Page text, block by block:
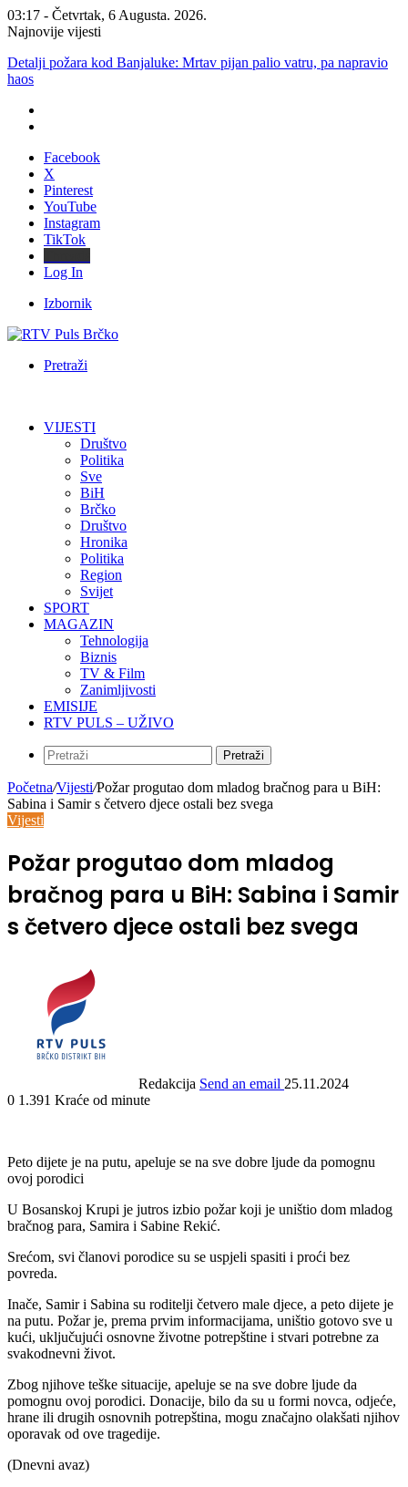
03:17 - Četvrtak, 6 Augusta. 2026.
Najnovije vijesti
Detalji požara kod Banjaluke: Mrtav pijan palio vatru, pa napravio
haos
Facebook
X
Pinterest
YouTube
Instagram
TikTok
Log In
Izbornik
Pretraži
VIJESTI
Društvo
Politika
Sve
BiH
Brčko
Društvo
Hronika
Politika
Region
Svijet
SPORT
MAGAZIN
Tehnologija
Biznis
TV & Film
Zanimljivosti
EMISIJE
RTV PULS – UŽIVO
Pretraži
Početna/Vijesti/Požar progutao dom mladog bračnog para u BiH:
Sabina i Samir s četvero djece ostali bez svega
Vijesti
Požar progutao dom mladog
bračnog para u BiH: Sabina i Samir
s četvero djece ostali bez svega
Redakcija Send an email 25.11.2024
0 1.391 Kraće od minute
Peto dijete je na putu, apeluje se na sve dobre ljude da pomognu
ovoj porodici
U Bosanskoj Krupi je jutros izbio požar koji je uništio dom mladog
bračnog para, Samira i Sabine Rekić.
Srećom, svi članovi porodice su se uspjeli spasiti i proći bez
povreda.
Inače, Samir i Sabina su roditelji četvero male djece, a peto dijete je
na putu. Požar je, prema prvim informacijama, uništio gotovo sve u
kući, uključujući osnovne životne potrepštine i stvari potrebne za
svakodnevni život.
Zbog njihove teške situacije, apeluje se na sve dobre ljude da
pomognu ovoj porodici. Donacije, bilo da su u formi novca, odjeće,
hrane ili drugih osnovnih potrepština, mogu značajno olakšati njihov
oporavak od ove tragedije.
(Dnevni avaz)